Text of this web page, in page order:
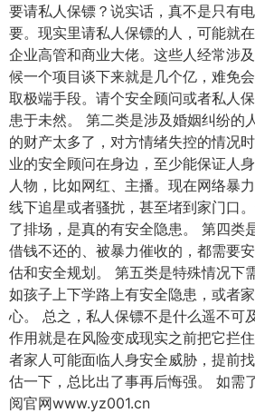
要请私人保镖？说实话，真不是只有
要。现实里请私人保镖的人，可能就
企业高管和商业大佬。这些人经常涉
候一个项目谈下来就是几个亿，难免
取极端手段。请个安全顾问或者私人
患于未然。 第二类是涉及婚姻纠纷的
的财产太多了，对方情绪失控的情况
业的安全顾问在身边，至少能保证人
人物，比如网红、主播。现在网络暴
线下追星或者骚扰，甚至堵到家门口
了排场，是真的有安全隐患。 第四类
借钱不还的、被暴力催收的，都需要
估和安全规划。 第五类是特殊情况下
如孩子上下学路上有安全隐患，或者
心。 总之，私人保镖不是什么遥不可
作用就是在风险变成现实之前把它拦
者家人可能面临人身安全威胁，提前
估一下，总比出了事再后悔强。 如需
阅官网www.yz001.cn